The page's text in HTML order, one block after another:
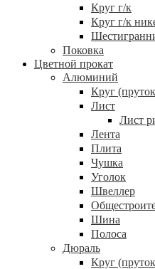
Круг г/к
Круг г/к
Поковка
Цветной прокат
Алюминий
Круг
Лист
Лист
Лента
Плита
Чушка
Уголок
Швеллер
Шина
Полоса
Дюраль
Круг